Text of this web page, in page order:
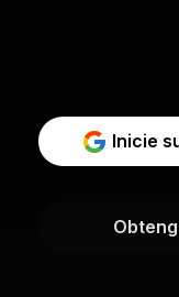
Inicie